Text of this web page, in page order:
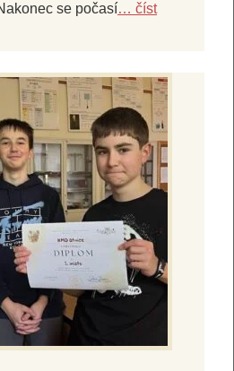
se počasí… číst